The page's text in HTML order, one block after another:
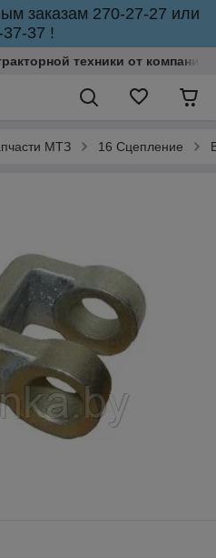
заказам 270-27-27 или
37-37 !
техники от
МТЗ 16 Сцепление